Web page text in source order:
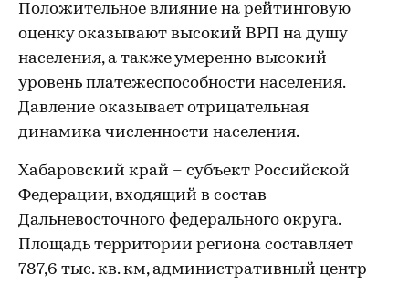
Положительное влияние на рейтинговую
оценку оказывают высокий ВРП на душу
населения, а также умеренно высокий
уровень платежеспособности населения.
Давление оказывает отрицательная
динамика численности населения.
Хабаровский край – субъект Российской
Федерации, входящий в состав
Дальневосточного федерального округа.
Площадь территории региона составляет
787,6 тыс. кв. км, административный центр –